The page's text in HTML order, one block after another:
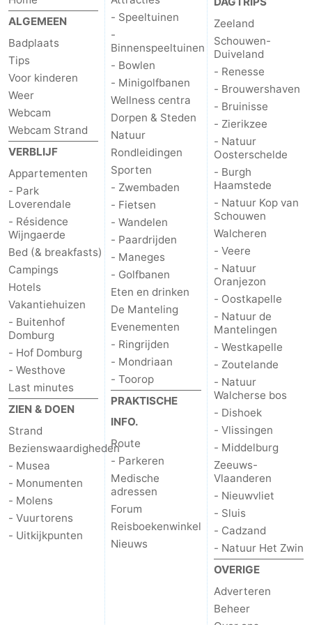
ALGEMEEN
Badplaats
Tips
Voor kinderen
Weer
Webcam
Webcam Strand
VERBLIJF
Appartementen
- Park
Loverendale
- Résidence
Wijngaerde
Bed (& breakfasts)
Campings
Hotels
Vakantiehuizen
- Buitenhof
Domburg
- Hof Domburg
- Westhove
Last minutes
ZIEN & DOEN
Strand
Bezienswaardigheden
- Musea
- Monumenten
- Molens
- Vuurtorens
- Uitkijkpunten
- Speeltuinen
-
Binnenspeeltuinen
- Bowlen
- Minigolfbanen
Wellness centra
Dorpen & Steden
Natuur
Rondleidingen
Sporten
- Zwembaden
- Fietsen
- Wandelen
- Paardrijden
- Maneges
- Golfbanen
Eten en drinken
De Manteling
Evenementen
- Ringrijden
- Mondriaan
- Toorop
PRAKTISCHE
INFO.
Route
- Parkeren
Medische
adressen
Forum
Reisboekenwinkel
Nieuws
Zeeland
Schouwen-
Duiveland
- Renesse
- Brouwershaven
- Bruinisse
- Zierikzee
- Natuur
Oosterschelde
- Burgh
Haamstede
- Natuur Kop van
Schouwen
Walcheren
- Veere
- Natuur
Oranjezon
- Oostkapelle
- Natuur de
Mantelingen
- Westkapelle
- Zoutelande
- Natuur
Walcherse bos
- Dishoek
- Vlissingen
- Middelburg
Zeeuws-
Vlaanderen
- Nieuwvliet
- Sluis
- Cadzand
- Natuur Het Zwin
OVERIGE
Adverteren
Beheer